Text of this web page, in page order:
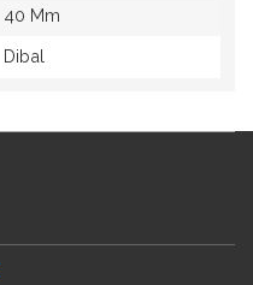
40 Mm
Dibal